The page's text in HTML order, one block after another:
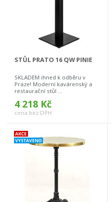
STŮL PRATO 16 QW PINIE
SKLADEM ihned k odběru v
Praze! Moderní kavárenský a
restaurační stůl ...
4 218 Kč
cena bez DPH